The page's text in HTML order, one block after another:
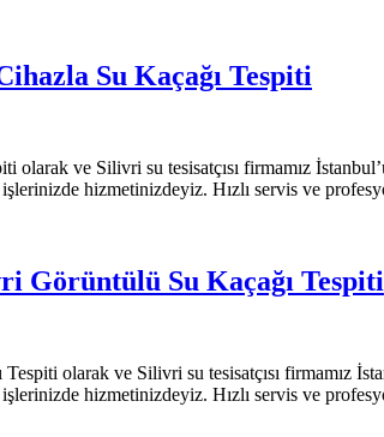
Su Kaçağı Tespiti
ve Silivri su tesisatçısı firmamız
hizmetinizdeyiz. Hızlı servis ve
Görüntülü Su Kaçağı Tespiti
olarak ve Silivri su tesisatçısı firmamız
hizmetinizdeyiz. Hızlı servis ve